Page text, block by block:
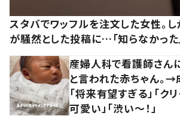
スタバでワッフルを注文した女性。し
が騒然とした投稿に…「知らなかった
産婦人科で看護師さん
と言われた赤ちゃん。
「将来有望すぎる」「ク
可愛い」「渋い～！」